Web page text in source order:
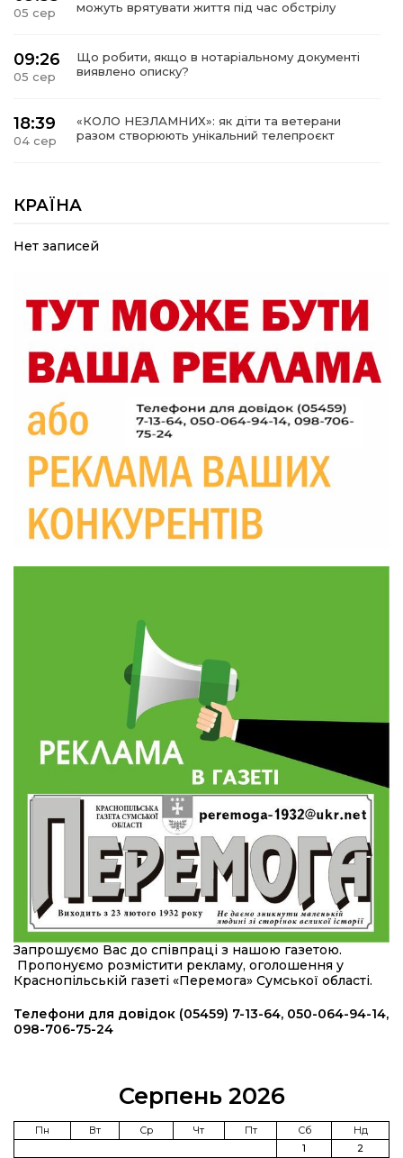
05 сер
можуть врятувати життя під час обстрілу
09:26
05 сер
Що робити, якщо в нотаріальному документі
виявлено описку?
18:39
04 сер
«КОЛО НЕЗЛАМНИХ»: як діти та ветерани
разом створюють унікальний телепроєкт
04 сер
прикордоння до втраченого дому
19:36
Пишіть листи самому собі, або як уникнути
19:29
30 лип
«Все закінчиться, приїду й одружуся…»: Пам’яті
26-річного Захисника Богдана Ємця (ВІДЕО)
20:06
Паливо по 100 грн та ризик дефіциту: чому в
28 лип
Житлові сертифікати, підготовка до зими та
підтримка ВПО: підсумки засідання виконкому
Краснопільської селищної ради
10:36
28 лип
Валентина Масалітіна: «Нас тримає віра в
Перемогу і повернення додому»
Обмежено придатний, але безмежно
вмотивований: Як колишній лісівник став асом
артилерії
490 пацієнтів та 15 відвіданих сіл: МБФ
«Альянс громадського здоров’я» підбив
підсумки роботи мобільних клінік у Сумській
області
12:24
23 лип
Покинув безпечне життя за кордоном, щоб
захистити рідну землю: пам’яті Сергія
Балабаєнка (ВІДЕО)
23 лип
Командир гармати Руслан Козирін: «Змінити
підрозділ чи бригаду – навіть думки не було»
20:36
22 лип
Нова кав’ярня в Сумах: як родина військового
з Краснопілля відкрила «Лев каву» за грантові
кошти (ВІДЕО)
14:37
21 лип
Захищав кордон до останнього подиху:
пам’яті полеглого прикордонника Олександра
Від штанги до «крил»: як спорт і характер
колишнього паверліфтера гартують перемогу
КРАЇНА
Нет записей
Запрошуємо Вас до співпраці з нашою газетою.
Пропонуємо розмістити рекламу, оголошення у
Краснопільській газеті «Перемога» Сумської області.
Телефони для довідок (05459) 7-13-64, 050-064-94-14,
098-706-75-24
Серпень 2026
Пн Вт Ср Чт Пт Сб
Нд
1
2